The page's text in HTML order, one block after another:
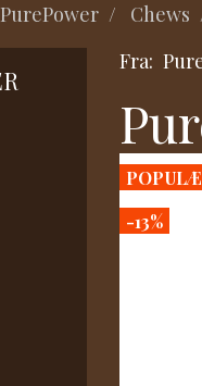
PurePower Chews
Fra:
-13%